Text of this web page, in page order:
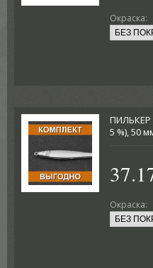
Окраска:
ПИЛЬКЕР
5 %), 50
Окраска: